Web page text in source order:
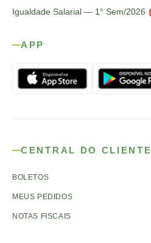
Igualdade Salarial — 1° Sem/2026
APP
CENTRAL DO CLIENTE
BOLETOS
MEUS PEDIDOS
NOTAS FISCAIS